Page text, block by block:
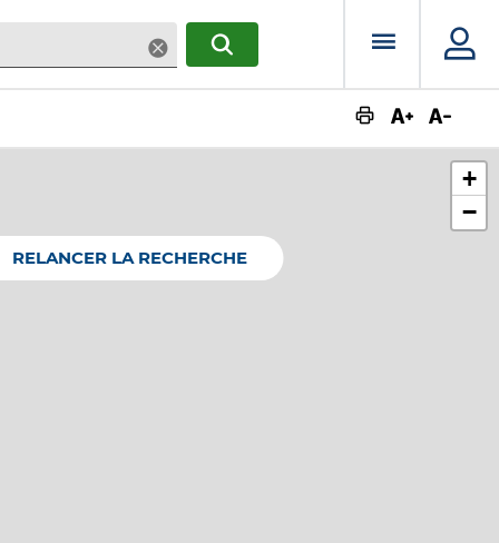
SupprimerRECHERCHERMenu
+
−
RELANCER LA RECHERCHE